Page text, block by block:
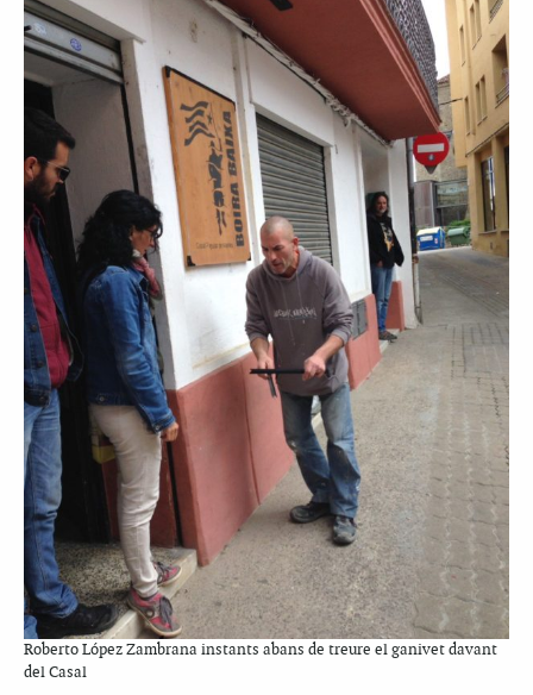
Roberto López Zambrana instants abans de treure el ganivet davant
del Casal